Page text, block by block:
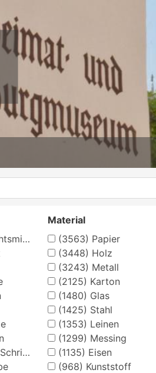
Material
(3563) Papier
(3448) Holz
(3243) Metall
(2125) Karton
(1480) Glas
(1425) Stahl
(1353) Leinen
(1299) Messing
(1135) Eisen
(968) Kunststoff